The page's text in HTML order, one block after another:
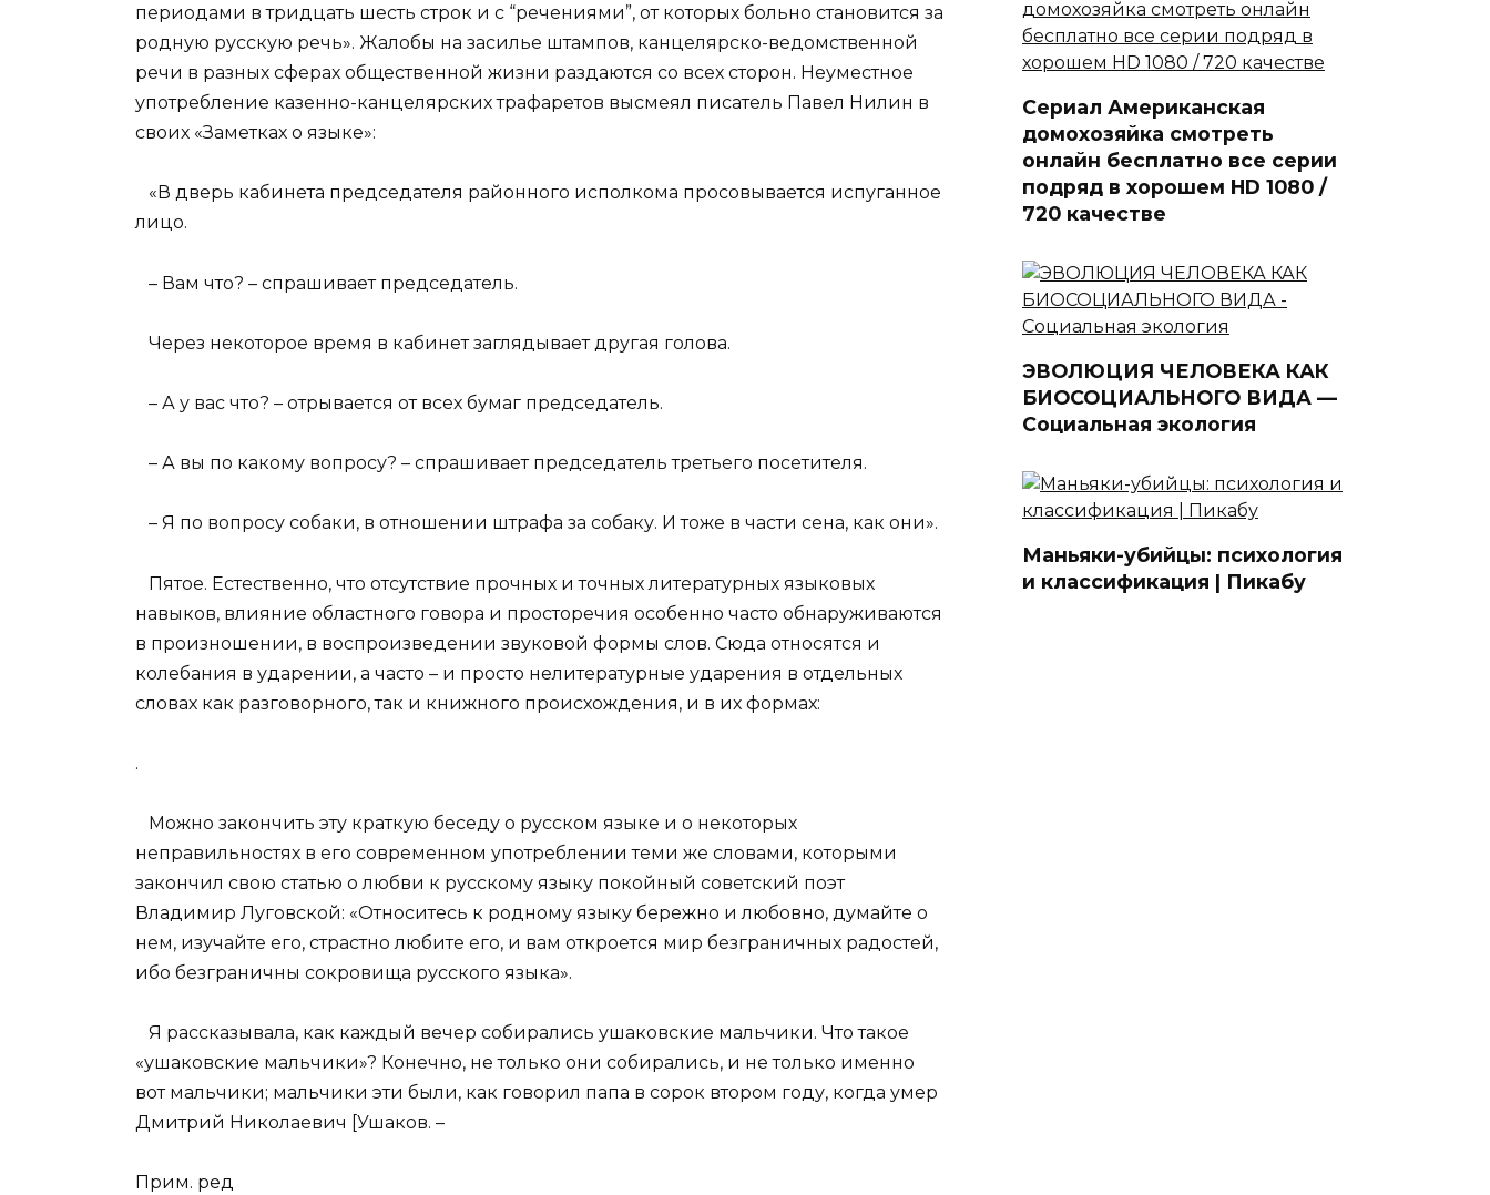
периодами в тридцать шесть строк и с “речениями”, от которых больно становится за
родную русскую речь». Жалобы на засилье штампов, канцелярско-ведомственной
речи в разных сферах общественной жизни раздаются со всех сторон. Неуместное
употребление казенно-канцелярских трафаретов высмеял писатель Павел Нилин в
своих «Заметках о языке»:
«В дверь кабинета председателя районного исполкома просовывается испуганное
лицо.
– Вам что? – спрашивает председатель.
Через некоторое время в кабинет заглядывает другая голова.
– А у вас что? – отрывается от всех бумаг председатель.
– А вы по какому вопросу? – спрашивает председатель третьего посетителя.
– Я по вопросу собаки, в отношении штрафа за собаку. И тоже в части сена, как они».
Пятое. Естественно, что отсутствие прочных и точных литературных языковых
навыков, влияние областного говора и просторечия особенно часто обнаруживаются
в произношении, в воспроизведении звуковой формы слов. Сюда относятся и
колебания в ударении, а часто – и просто нелитературные ударения в отдельных
словах как разговорного, так и книжного происхождения, и в их формах:
.
Можно закончить эту краткую беседу о русском языке и о некоторых
неправильностях в его современном употреблении теми же словами, которыми
закончил свою статью о любви к русскому языку покойный советский поэт
Владимир Луговской: «Относитесь к родному языку бережно и любовно, думайте о
нем, изучайте его, страстно любите его, и вам откроется мир безграничных радостей,
ибо безграничны сокровища русского языка».
Я рассказывала, как каждый вечер собирались ушаковские мальчики. Что такое
«ушаковские мальчики»? Конечно, не только они собирались, и не только именно
вот мальчики; мальчики эти были, как говорил папа в сорок втором году, когда умер
Дмитрий Николаевич [Ушаков. –
Прим. ред
Сериал Американская
домохозяйка смотреть
онлайн бесплатно все серии
подряд в хорошем HD 1080 /
720 качестве
ЭВОЛЮЦИЯ ЧЕЛОВЕКА КАК
БИОСОЦИАЛЬНОГО ВИДА —
Социальная экология
Маньяки-убийцы: психология
и классификация | Пикабу